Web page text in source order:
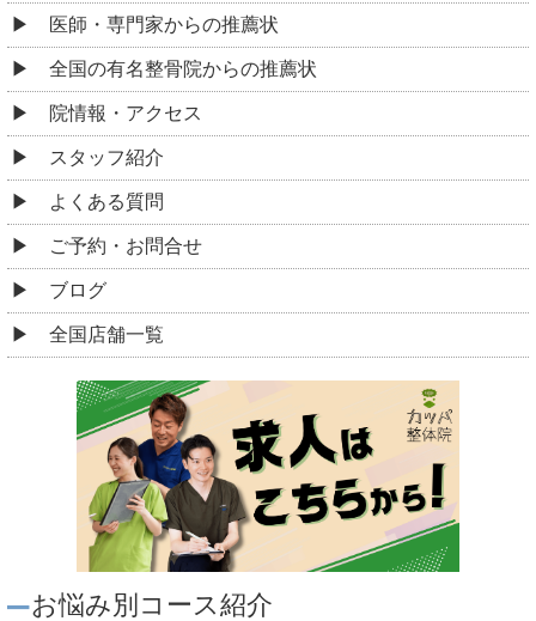
医師・専門家からの推薦状
全国の有名整骨院からの推薦状
院情報・アクセス
スタッフ紹介
よくある質問
ご予約・お問合せ
ブログ
全国店舗一覧
お悩み別コース紹介